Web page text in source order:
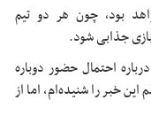
بود، چون هر دو تیم
جذابی شود.
احتمال حضور دوباره
خبر را شنیده‌ام، اما از